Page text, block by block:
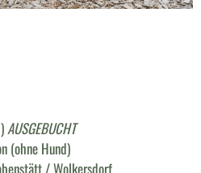
AUSGEBUCHT
(ohne Hund)
/ Wolkersdorf